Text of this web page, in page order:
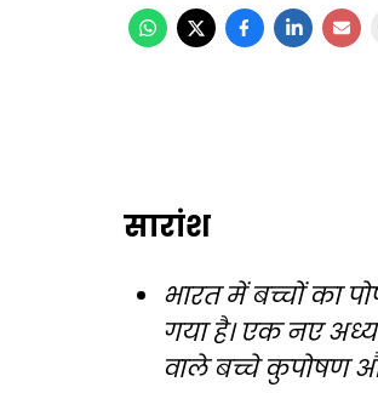
सारांश
भारत में बच्चों का
गया है। एक नए
वाले बच्चे कुपोषण